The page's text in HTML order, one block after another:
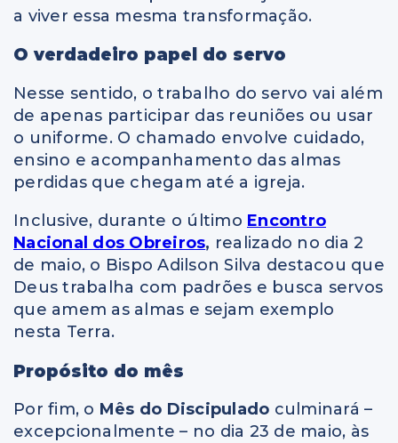
a viver essa mesma transformação.
O verdadeiro papel do servo
Nesse sentido, o trabalho do servo vai além
de apenas participar das reuniões ou usar
o uniforme. O chamado envolve cuidado,
ensino e acompanhamento das almas
perdidas que chegam até a igreja.
Inclusive, durante o último Encontro
Nacional dos Obreiros, realizado no dia 2
de maio, o Bispo Adilson Silva destacou que
Deus trabalha com padrões e busca servos
que amem as almas e sejam exemplo
nesta Terra.
Propósito do mês
Por fim, o Mês do Discipulado culminará –
excepcionalmente – no dia 23 de maio, às